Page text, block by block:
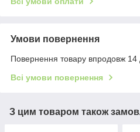
Умови повернення
Повернення товару впродовж 14
Всі умови повернення
З цим товаром також